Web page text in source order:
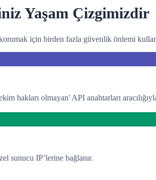
Yaşam Çizgimizdir
korumak için birden fazla güvenlik önlemi
hakları olmayan' API anahtarları
sunucu IP’lerine bağlanır.